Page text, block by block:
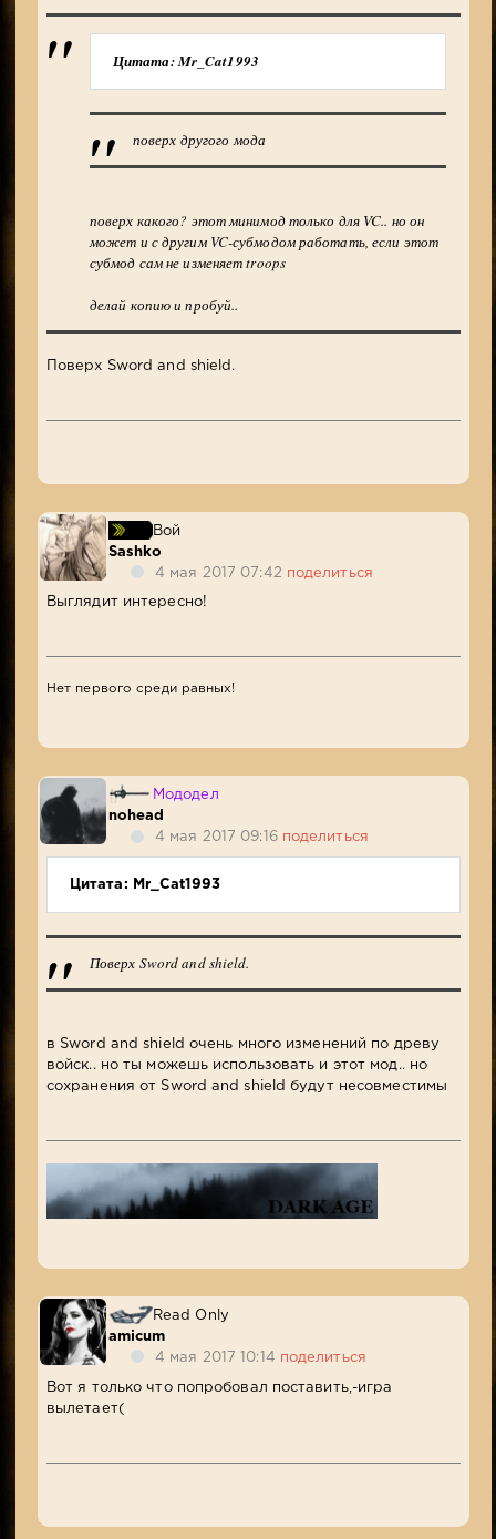
Цитата: Mr_Cat1993
поверх другого мода
поверх какого? этот минимод только для VC.. но он
может и с другим VC-субмодом работать, если этот
субмод сам не изменяет troops
делай копию и пробуй..
Поверх Sword and shield.
Вой
Sashko
4 мая 2017 07:42 поделиться
Выглядит интересно!
Нет первого среди равных!
Мододел
nohead
4 мая 2017 09:16 поделиться
Цитата: Mr_Cat1993
Поверх Sword and shield.
в Sword and shield очень много изменений по древу
войск.. но ты можешь использовать и этот мод.. но
сохранения от Sword and shield будут несовместимы
Read Only
amicum
4 мая 2017 10:14 поделиться
Вот я только что попробовал поставить,-игра
вылетает(